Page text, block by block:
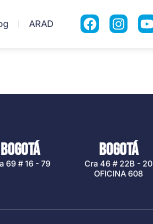
ARAD
BOGOTÁ
69 # 16 - 79
BOGOTÁ
Cra 46 # 22B - 20
OFICINA 608